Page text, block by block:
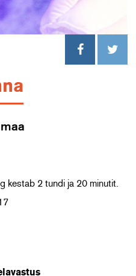
kestab 2 tundi ja 20 minutit.